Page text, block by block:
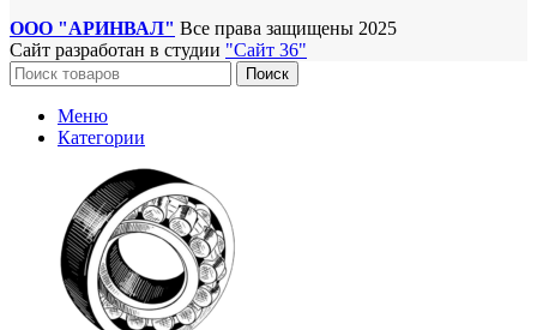
ООО "АРИНВАЛ" Все права защищены 2025
Сайт разработан в студии "Сайт 36"
Поиск
Меню
Категории